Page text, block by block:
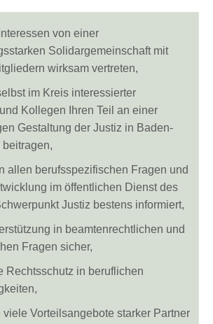
von einer
Solidargemeinschaft mit
wirksam vertreten,
im Kreis interessierter
Kollegen Ihren Teil an einer
Gestaltung der Justiz in Baden-
allen berufsspezifischen Fragen und
im öffentlichen Dienst des
Justiz bestens informiert,
in beamtenrechtlichen und
Fragen sicher,
Rechtsschutz in beruflichen
viele Vorteilsangebote starker Partner